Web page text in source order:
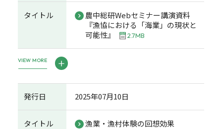
タイトル
農中総研Webセミナー講演資料
『漁協における「海業」の現状と
可能性』
2.7MB
VIEW MORE
発行日 2025年07月10日
タイトル 漁業・漁村体験の回想効果